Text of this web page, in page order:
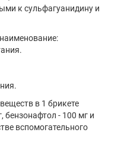
к сульфагуанидину и
в 1 брикете
бензонафтол - 100 мг и
вспомогательного